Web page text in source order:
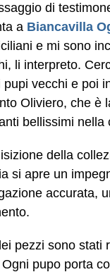
di
a Biancavilla
e mi sono
li interpreto.
pupi vecchi e poi
Oliviero, che è
bellissimi nella
della
si apre un
accurata,
pezzi sono stati
pupo porta